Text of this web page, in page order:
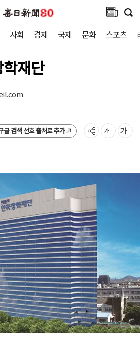
사회 경제 국제 문화 스포츠
재단
글 검색 선호 출처로 추가